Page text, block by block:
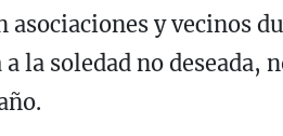
asociaciones y vecinos
a la soledad no deseada,